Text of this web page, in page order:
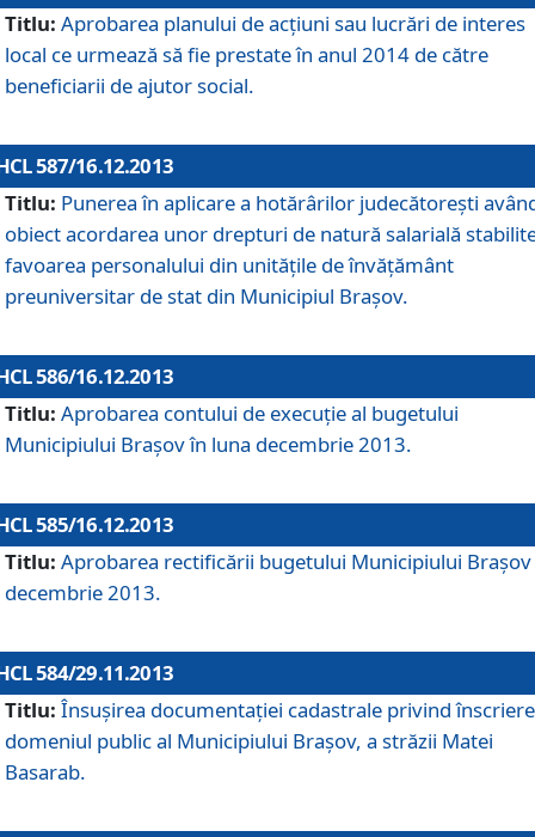
Titlu: Aprobarea planului de acţiuni sau lucrări de interes
local ce urmează să fie prestate în anul 2014 de către
beneficiarii de ajutor social.
587/16.12.2013
Titlu: Punerea în aplicare a hotărârilor judecătoreşti
obiect acordarea unor drepturi de natură salarială
favoarea personalului din unităţile de învăţământ
preuniversitar de stat din Municipiul Braşov.
586/16.12.2013
Titlu: Aprobarea contului de execuţie al bugetului
Municipiului Braşov în luna decembrie 2013.
585/16.12.2013
Titlu: Aprobarea rectificării bugetului Municipiului Braşov
decembrie 2013.
584/29.11.2013
Titlu: Însuşirea documentaţiei cadastrale privind
domeniul public al Municipiului Braşov, a străzii Matei
Basarab.